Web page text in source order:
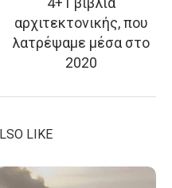
αρχιτεκτονικής, που
λατρέψαμε μέσα στο
2020
LIKE